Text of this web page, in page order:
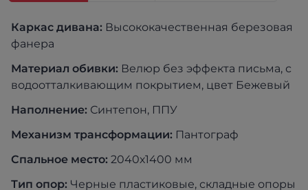
Каркас дивана: Высококачественная березовая
фанера
Материал обивки: Велюр без эффекта письма, с
водоотталкивающим покрытием, цвет Бежевый
Наполнение: Синтепон, ППУ
Механизм трансформации: Пантограф
Спальное место: 2040х1400 мм
Тип опор: Черные пластиковые, складные опоры